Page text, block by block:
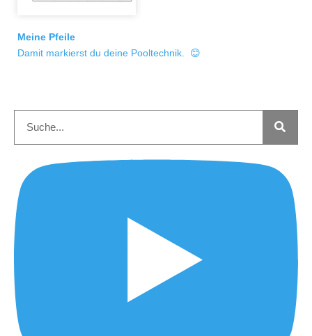
Meine Pfeile
Damit markierst du deine Pooltechnik. 😊